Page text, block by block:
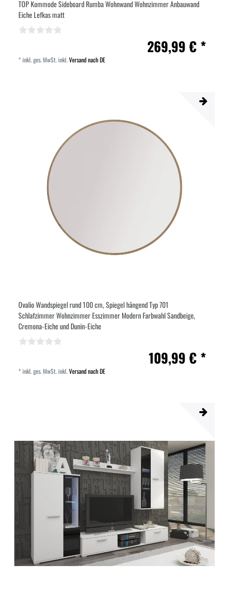
TOP Kommode Sideboard Rumba Wohnwand Wohnzimmer Anbauwand
Eiche Lefkas matt
269,99 € *
*inkl. ges. MwSt.inkl.Versand nach DE
Ovalio Wandspiegel rund 100 cm, Spiegel hängend Typ 701
Schlafzimmer Wohnzimmer Esszimmer Modern Farbwahl Sandbeige,
Cremona-Eiche und Dunin-Eiche
109,99 € *
*inkl. ges. MwSt.inkl.Versand nach DE